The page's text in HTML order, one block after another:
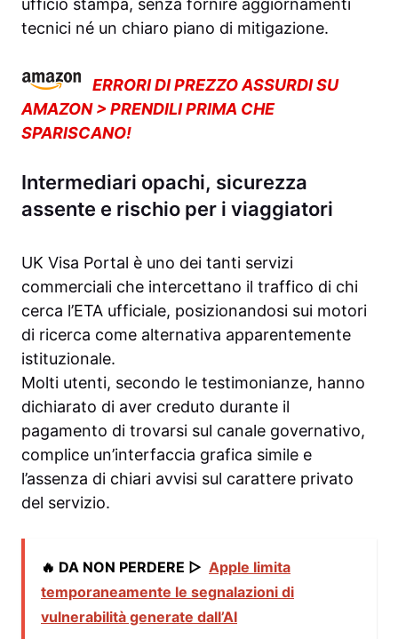
ufficio stampa, senza fornire aggiornamenti
tecnici né un chiaro piano di mitigazione.
ERRORI DI PREZZO ASSURDI SU
AMAZON > PRENDILI PRIMA CHE
SPARISCANO!
Intermediari opachi, sicurezza
assente e rischio per i viaggiatori
UK Visa Portal è uno dei tanti servizi
commerciali che intercettano il traffico di chi
cerca l’ETA ufficiale, posizionandosi sui motori
di ricerca come alternativa apparentemente
istituzionale.
Molti utenti, secondo le testimonianze, hanno
dichiarato di aver creduto durante il
pagamento di trovarsi sul canale governativo,
complice un’interfaccia grafica simile e
l’assenza di chiari avvisi sul carattere privato
del servizio.
🔥 DA NON PERDERE ▷ Apple limita
temporaneamente le segnalazioni di
vulnerabilità generate dall’AI